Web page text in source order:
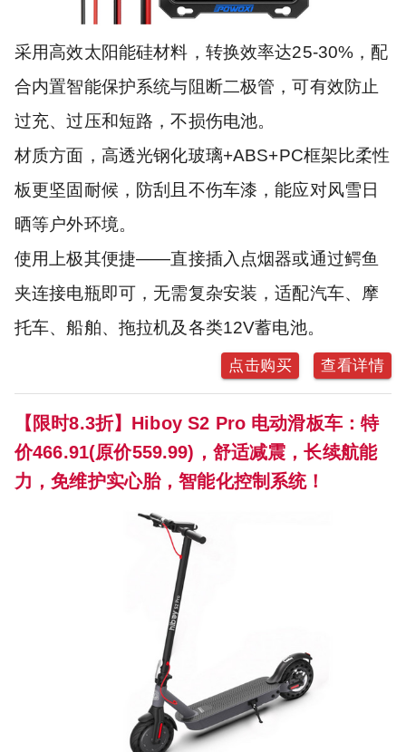
采用高效太阳能硅材料，转换效率达25-30%，配
合内置智能保护系统与阻断二极管，可有效防止
过充、过压和短路，不损伤电池。
材质方面，高透光钢化玻璃+ABS+PC框架比柔性
板更坚固耐候，防刮且不伤车漆，能应对风雪日
晒等户外环境。
使用上极其便捷——直接插入点烟器或通过鳄鱼
夹连接电瓶即可，无需复杂安装，适配汽车、摩
托车、船舶、拖拉机及各类12V蓄电池。
点击购买 查看详情
【限时8.3折】Hiboy S2 Pro 电动滑板车：特
价466.91(原价559.99)，舒适减震，长续航能
力，免维护实心胎，智能化控制系统！